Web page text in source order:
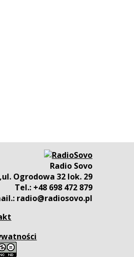
Radio Sovo
Ogrodowa 32 lok. 29
Tel.: +48 698 472 879
radio@radiosovo.pl